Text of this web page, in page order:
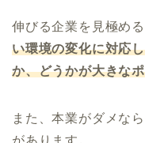
伸びる企業を見極め
い環境の変化に対応
か、どうかが大きな
また、本業がダメなら